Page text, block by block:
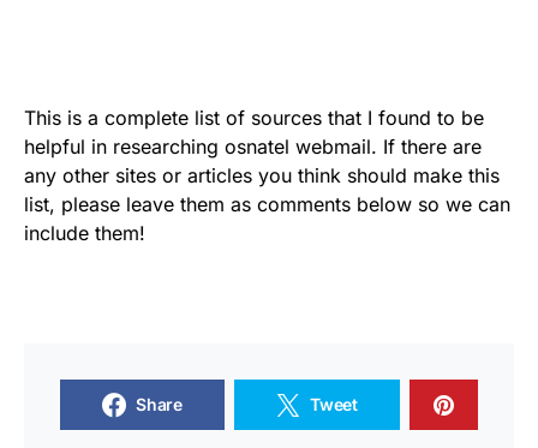
This is a complete list of sources that I found to be
helpful in researching osnatel webmail. If there are
any other sites or articles you think should make this
list, please leave them as comments below so we can
include them!
Share Tweet